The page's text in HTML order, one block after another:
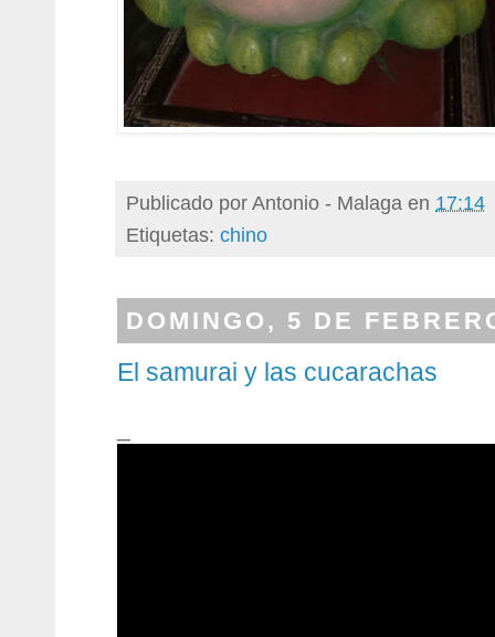
Publicado porAntonio - Malaga en 17:14
Etiquetas: chino
DOMINGO, 5 DE
El samurai y las cucarachas